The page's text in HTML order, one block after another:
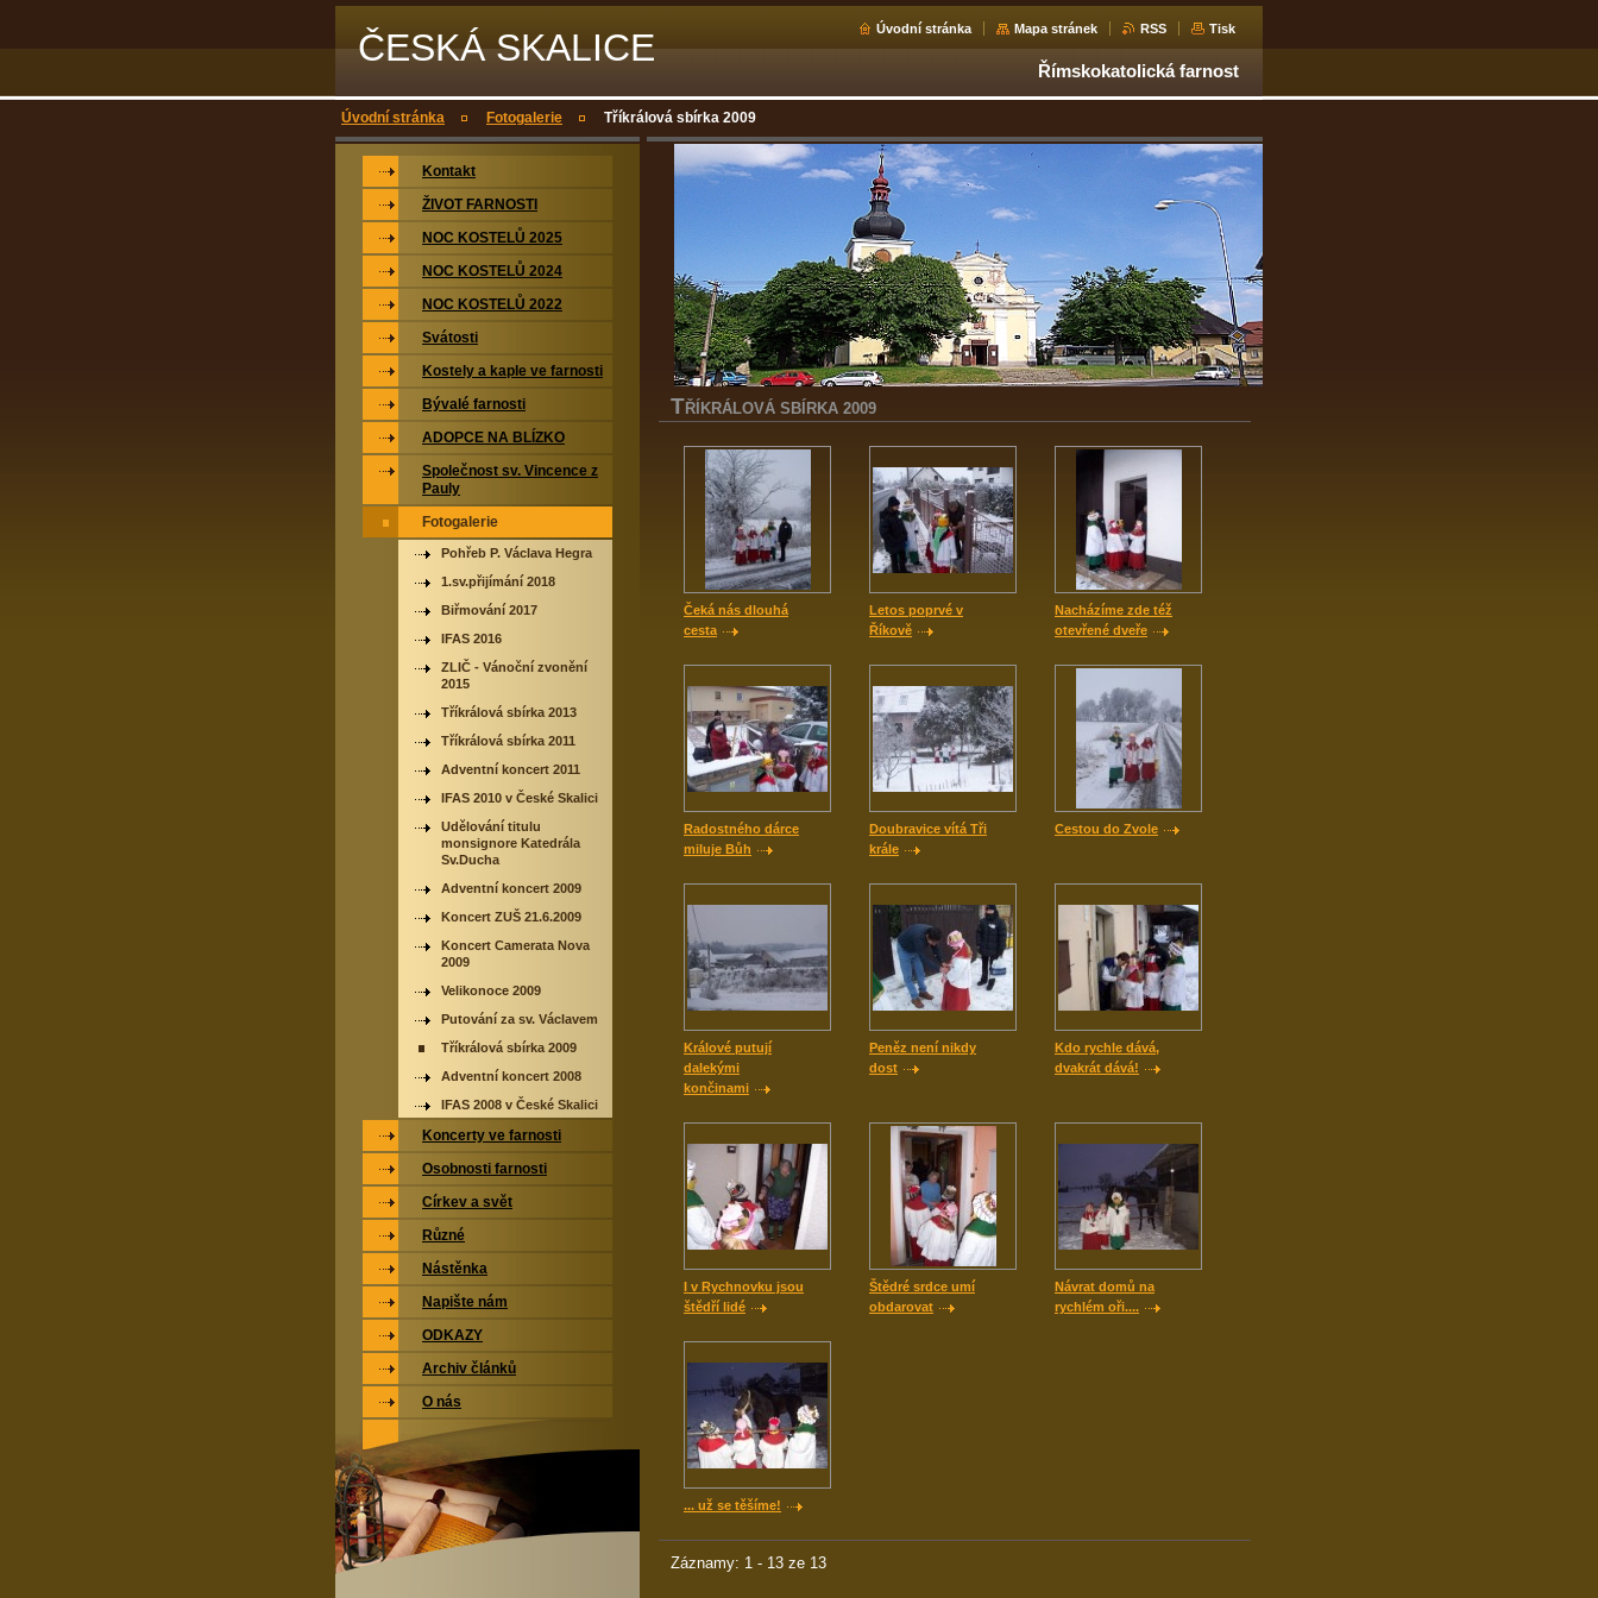
ČESKÁ SKALICE Úvodní stránka Mapa stránek RSS Tisk
Římskokatolická farnost
Úvodní stránka Fotogalerie Tříkrálová sbírka 2009
TŘÍKRÁLOVÁ SBÍRKA 2009
Čeká nás dlouhá
cesta
Letos poprvé v
Říkově
Nacházíme zde též
otevřené dveře
Radostného dárce
miluje Bůh
Doubravice vítá Tři
krále
Cestou do Zvole
Králové putují
dalekými
končinami
Peněz není nikdy
dost
Kdo rychle dává,
dvakrát dává!
I v Rychnovku jsou
štědří lidé
Štědré srdce umí
obdarovat
Návrat domů na
rychlém oři....
... už se těšíme!
Záznamy: 1 - 13 ze 13
Kontakt
ŽIVOT FARNOSTI
NOC KOSTELŮ 2025
NOC KOSTELŮ 2024
NOC KOSTELŮ 2022
Svátosti
Kostely a kaple ve farnosti
Bývalé farnosti
ADOPCE NA BLÍZKO
Společnost sv. Vincence z
Pauly
Fotogalerie
Pohřeb P. Václava Hegra
1.sv.přijímání 2018
Biřmování 2017
IFAS 2016
ZLIČ - Vánoční zvonění
2015
Tříkrálová sbírka 2013
Tříkrálová sbírka 2011
Adventní koncert 2011
IFAS 2010 v České Skalici
Udělování titulu
monsignore Katedrála
Sv.Ducha
Adventní koncert 2009
Koncert ZUŠ 21.6.2009
Koncert Camerata Nova
2009
Velikonoce 2009
Putování za sv. Václavem
Tříkrálová sbírka 2009
Adventní koncert 2008
IFAS 2008 v České Skalici
Koncerty ve farnosti
Osobnosti farnosti
Církev a svět
Různé
Nástěnka
Napište nám
ODKAZY
Archiv článků
O nás